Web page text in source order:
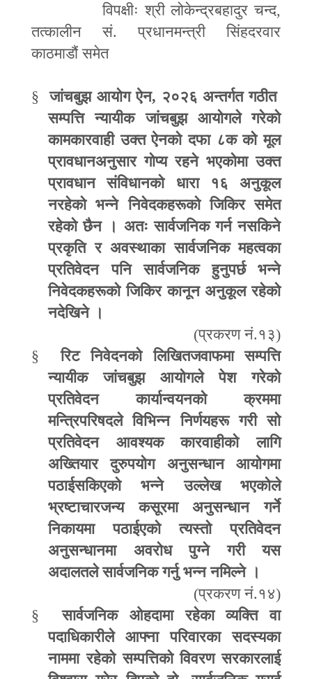
विपक्षीः श्री लोकेन्द्रबहादुर चन्द,
तत्कालीन सं. प्रधानमन्त्री सिंहदरवार
काठमाडौं समेत
§ जांचबुझ आयोग ऐन, २०२६ अन्तर्गत गठीत
सम्पत्ति न्यायीक जांचबुझ आयोगले गरेको
कामकारवाही उक्त ऐनको दफा ८क को मूल
प्रावधानअनुसार गोप्य रहने भएकोमा उक्त
प्रावधान संविधानको धारा १६ अनुकूल
नरहेको भन्ने निवेदकहरूको जिकिर समेत
रहेको छैन । अतः सार्वजनिक गर्न नसकिने
प्रकृति र अवस्थाका सार्वजनिक महत्वका
प्रतिवेदन पनि सार्वजनिक हुनुपर्छ भन्ने
निवेदकहरूको जिकिर कानून अनुकूल रहेको
नदेखिने ।
(प्रकरण नं.१३)
§
रिट निवेदनको लिखितजवाफमा सम्पत्ति
न्यायीक जांचबुझ आयोगले पेश गरेको
प्रतिवेदन कार्यान्वयनको क्रममा
मन्त्रिपरिषदले विभिन्न निर्णयहरू गरी सो
प्रतिवेदन आवश्यक कारवाहीको लागि
अख्तियार दुरुपयोग अनुसन्धान आयोगमा
पठाईसकिएको भन्ने उल्लेख भएकोले
भ्रष्टाचारजन्य कसूरमा अनुसन्धान गर्ने
निकायमा पठाईएको त्यस्तो प्रतिवेदन
अनुसन्धानमा अवरोध पुग्ने गरी यस
अदालतले सार्वजनिक गर्नु भन्न नमिल्ने ।
(प्रकरण नं.१४)
§
सार्वजनिक ओहदामा रहेका व्यक्ति वा
पदाधिकारीले आफ्ना परिवारका सदस्यका
नाममा रहेको सम्पत्तिको विवरण सरकारलाई